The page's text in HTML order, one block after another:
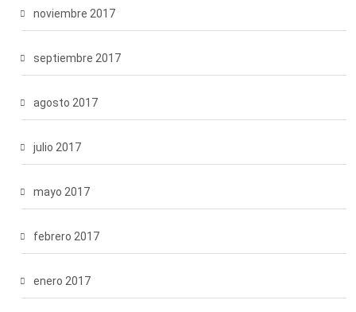
noviembre 2017
septiembre 2017
agosto 2017
julio 2017
mayo 2017
febrero 2017
enero 2017